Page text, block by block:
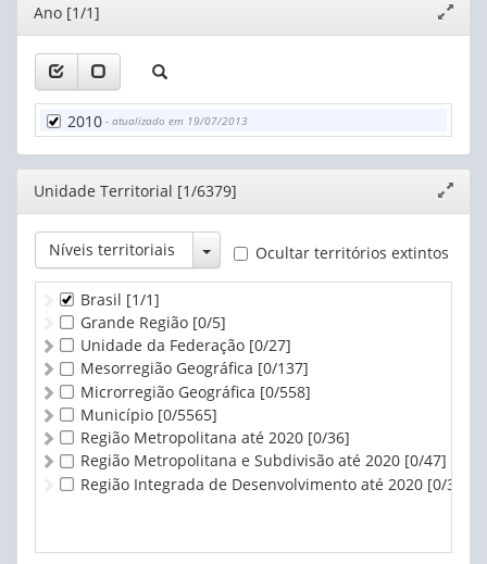
Editor
janela
Ano [1/1]
2010 - atualizado em 19/07/2013
Editor
janela
Unidade Territorial [1/6379]
Níveis territoriais Toggle Dropdown
Ocultar territórios extintos
Brasil [1/1]
Grande Região [0/5]
Unidade da Federação [0/27]
Mesorregião Geográfica [0/137]
Microrregião Geográfica [0/558]
Município [0/5565]
Região Metropolitana até 2020 [0/36]
Região Metropolitana e Subdivisão até 2020 [0/47]
Região Integrada de Desenvolvimento até 2020 [0/3]